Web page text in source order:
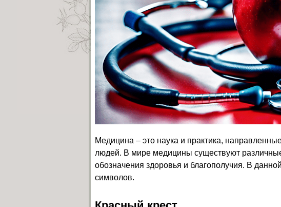
Медицина – это наука и практика,
людей. В мире медицины существуют
обозначения здоровья и благополучия. В
символов.